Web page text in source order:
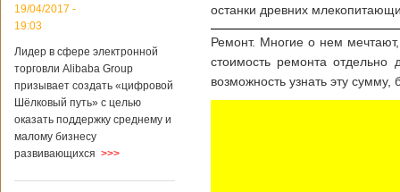
торговли между
Германией и
199,3 миллиарда
евро. Как
свидетельствуют
опубликованные
году размер
импорта из Китая
Подробнее...
21/02/2019 - 22:30
Китай и Россия
19/04/2017 -
19:03
Лидер в сфере электронной
торговли Alibaba Group
призывает создать «цифровой
Шёлковый путь» с целью
оказать поддержку среднему и
малому бизнесу
развивающихся >>>
останки древних
Ремонт. Многие о нем
стоимость ремонта отдельно
возможность узнать эту сумму,